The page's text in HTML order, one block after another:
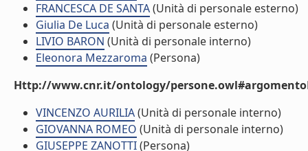
FRANCESCA DE SANTA(Unità di personale esterno)
Giulia De Luca (Unità di personale esterno)
LIVIO BARON (Unità di personale interno)
Eleonora Mezzaroma (Persona)
Http://www.cnr.it/ontology/
VINCENZO AURILIA(Unità di personale interno)
GIOVANNA ROMEO (Unità di personale interno)
GIUSEPPE ZANOTTI(Persona)